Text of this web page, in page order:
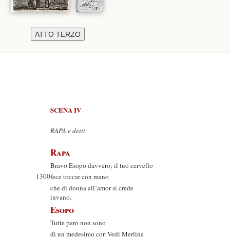
SCENA IV
RAPA e detti
Rapa
Bravo Esopo davvero; il tuo cervello
1300fece toccar con mano
che di donna all’amor si crede
invano.
Esopo
Tutte però non sono
di un medesimo cor. Vedi Merlina